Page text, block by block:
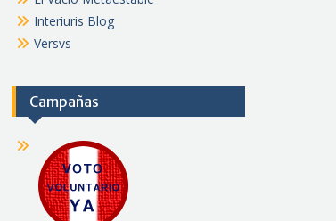
Interiuris Blog
Versvs
Campañas